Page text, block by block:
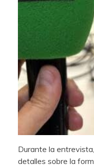
Durante la entrevista,
detalles sobre la